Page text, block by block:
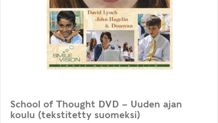
School of Thought DVD – Uuden ajan
koulu (tekstitetty suomeksi)